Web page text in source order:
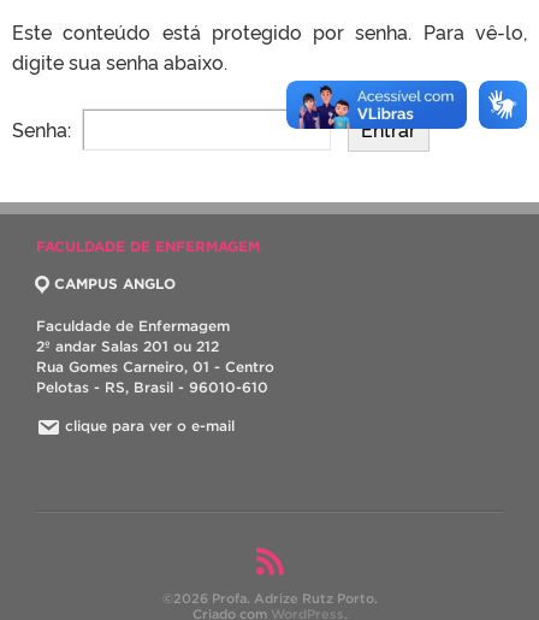
Este conteúdo está protegido por senha. Para vê-lo,
digite sua senha abaixo.
Senha:
FACULDADE DE ENFERMAGEM
CAMPUS ANGLO
Faculdade de Enfermagem
2º andar Salas 201 ou 212
Rua Gomes Carneiro, 01 - Centro
Pelotas - RS, Brasil - 96010-610
clique para ver o e-mail
©2026 Profa. Adrize Rutz Porto.
Criado com WordPress.